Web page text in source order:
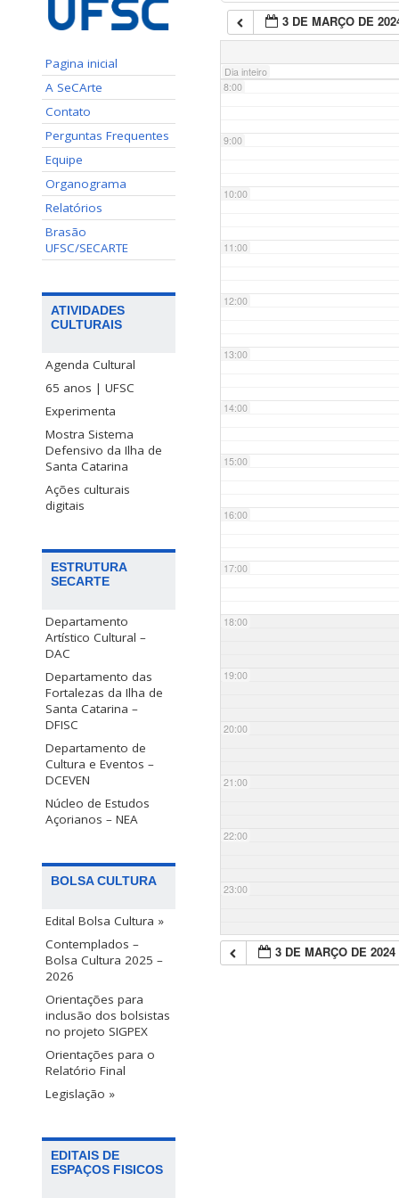
Pagina inicial
A SeCArte
Contato
Perguntas Frequentes
Equipe
Organograma
Relatórios
Brasão
UFSC/SECARTE
ATIVIDADES
CULTURAIS
Agenda Cultural
65 anos | UFSC
Experimenta
Mostra Sistema
Defensivo da Ilha de
Santa Catarina
Ações culturais
digitais
ESTRUTURA
SECARTE
Departamento
Artístico Cultural –
DAC
Departamento das
Fortalezas da Ilha de
Santa Catarina –
DFISC
Departamento de
Cultura e Eventos –
DCEVEN
Núcleo de Estudos
Açorianos – NEA
BOLSA CULTURA
Edital Bolsa Cultura »
Contemplados –
Bolsa Cultura 2025 –
2026
Orientações para
inclusão dos bolsistas
no projeto SIGPEX
Orientações para o
Relatório Final
Legislação »
EDITAIS DE
ESPAÇOS FISICOS
3 DE MARÇO DE
Dia inteiro
7:00
8:00
9:00
10:00
11:00
12:00
13:00
14:00
15:00
16:00
17:00
18:00
19:00
20:00
21:00
22:00
23:00
3 DE MARÇO DE 2024